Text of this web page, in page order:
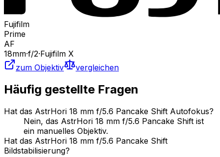
Fujifilm
Prime
AF
18mm·f/2·Fujifilm X
zum Objektiv
vergleichen
Häufig gestellte Fragen
Hat das AstrHori 18 mm f/5.6 Pancake Shift Autofokus?
Nein, das AstrHori 18 mm f/5.6 Pancake Shift ist
ein manuelles Objektiv.
Hat das AstrHori 18 mm f/5.6 Pancake Shift
Bildstabilisierung?